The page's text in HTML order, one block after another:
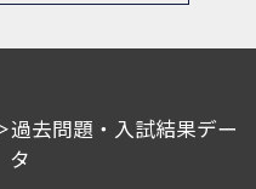
過去問題・入試結果デー
タ